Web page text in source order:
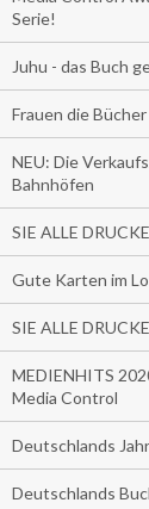
Serie!
Juhu - das Buch
Frauen die
NEU: Die
Bahnhöfen
SIE ALLE
Gute Karten im
SIE ALLE
MEDIENHITS
Media Control
Deutschlands
Deutschlands